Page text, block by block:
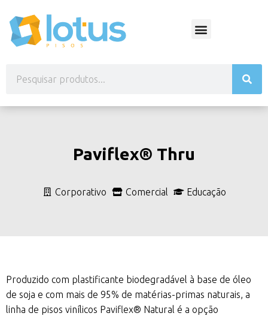
Paviflex® Thru
Corporativo Comercial Educação
Produzido com plastificante biodegradável à base de óleo
de soja e com mais de 95% de matérias-primas naturais, a
linha de pisos vinílicos Paviflex® Natural é a opção